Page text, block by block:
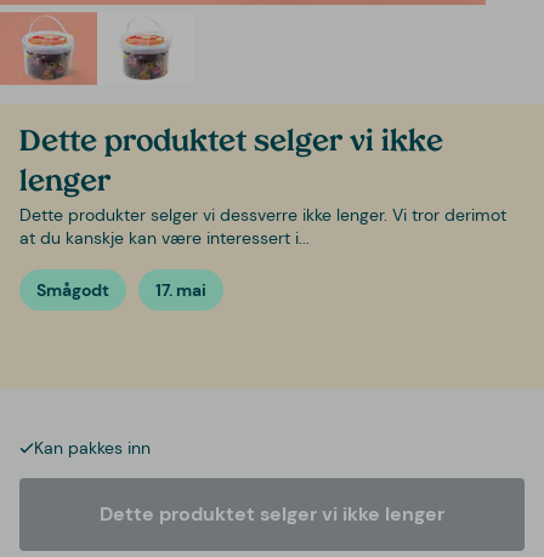
Dette produktet selger vi ikke
lenger
Dette produkter selger vi dessverre ikke lenger. Vi tror derimot
at du kanskje kan være interessert i...
Smågodt 17. mai
Kan pakkes inn
Dette produktet selger vi ikke lenger